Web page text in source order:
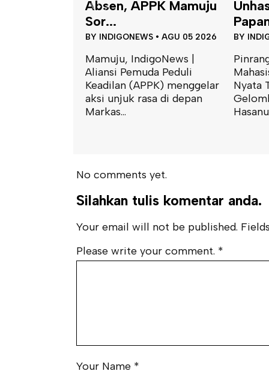
Unhas Terapkan
Papan Kod...
BY INDIGONEWS • AGU 05 2026
Pinrang, IndigoNews |
Mahasiswa Kuliah Kerja
Nyata Tematik (KKN-T)
Gelombang 116 Universitas
Hasanud...
BY
terkait
No comments yet.
Silahkan tulis komentar anda.
Your email will not be published.
Please write your comment. *
Your Name *